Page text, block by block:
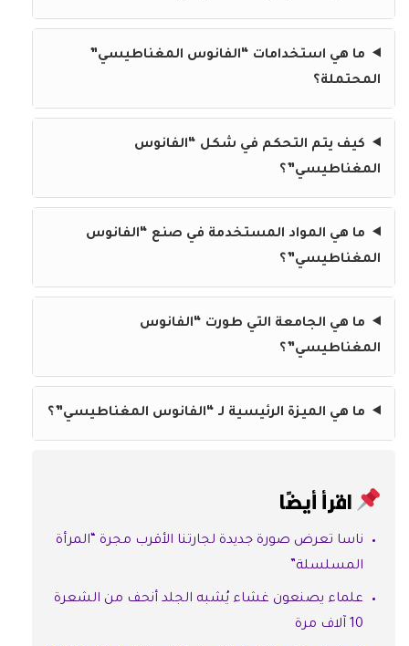
ما هي استخدامات “الفانوس المغناطيسي”
المحتملة؟
كيف يتم التحكم في شكل “الفانوس
المغناطيسي”؟
ما هي المواد المستخدمة في صنع “الفانوس
المغناطيسي”؟
ما هي الجامعة التي طورت “الفانوس
المغناطيسي”؟
ما هي الميزة الرئيسية لـ “الفانوس المغناطيسي”؟
اقرأ أيضًا
ناسا تعرض صورة جديدة لجارتنا الأقرب مجرة “المرأة
المسلسلة”
علماء يصنعون غشاء يُشبه الجلد أنحف من الشعرة
10 آلاف مرة